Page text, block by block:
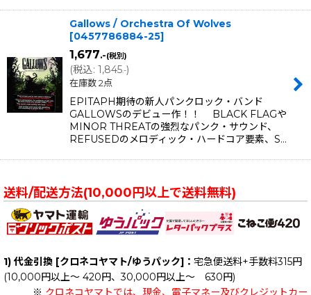
Gallows / Orchestra Of Wolves
[0457786884-25]
1,677.-(税別)
(税込: 1,845.-)
在庫数 2点
EPITAPH期待の新人パンクロック・バンド
GALLOWSのデビュー作！！ BLACK FLAGや
MINOR THREATの強烈なパンク・サウンド、
REFUSEDのメロディック・ハードコア要素、S…
送料/配送方法(10,000円以上で送料無料)
1) 代金引換 [クロネコヤマト/ゆうパック]： 宅急便送料+手数料315円
(10,000円以上～ 420円、30,000円以上～ 630円)
※ クロネコヤマトでは、現金、電子マネー及びクレジットカー